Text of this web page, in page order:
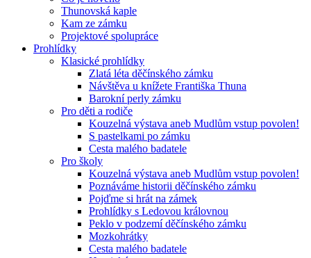
Thunovská kaple
Kam ze zámku
Projektové spolupráce
Prohlídky
Klasické prohlídky
Zlatá léta děčínského zámku
Návštěva u knížete Františka Thuna
Barokní perly zámku
Pro děti a rodiče
Kouzelná výstava aneb Mudlům vstup povolen!
S pastelkami po zámku
Cesta malého badatele
Pro školy
Kouzelná výstava aneb Mudlům vstup povolen!
Poznáváme historii děčínského zámku
Pojďme si hrát na zámek
Prohlídky s Ledovou královnou
Peklo v podzemí děčínského zámku
Mozkohrátky
Cesta malého badatele